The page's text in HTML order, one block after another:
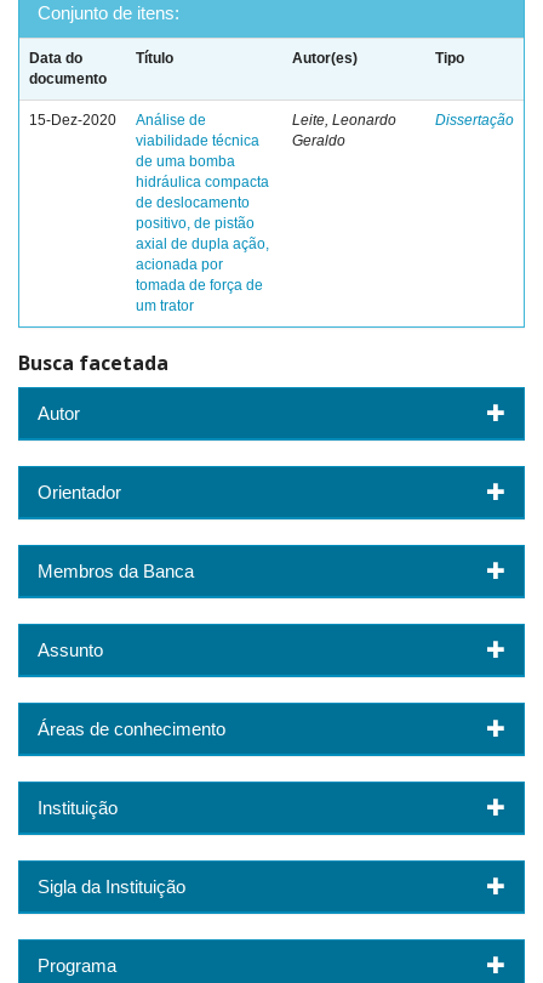
Conjunto de itens:
Data do
documento
Título Autor(es) Tipo
15-Dez-2020
Análise de
viabilidade técnica
de uma bomba
hidráulica compacta
de deslocamento
positivo, de pistão
axial de dupla ação,
acionada por
tomada de força de
um trator
Leite, Leonardo
Geraldo
Dissertação
Busca facetada
Autor
Orientador
Membros da Banca
Assunto
Áreas de conhecimento
Instituição
Sigla da Instituição
Programa